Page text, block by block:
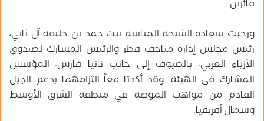
فائزين.
ورحبت سعادة الشيخة المياسة بنت حمد بن خليفة آل ثاني،
رئيس مجلس إدارة متاحف قطر والرئيس المشارك لصندوق
الأزياء العربي، بالضيوف إلى جانب تانيا فارس، المؤسس
المشارك في الهيئة. وقد أكدتا معاً التزامهما بدعم الجيل
القادم من مواهب الموضة في منطقة الشرق الأوسط
وشمال أفريقيا.